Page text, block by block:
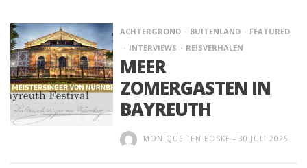
ACHTERGROND BUITENLAND
FEATURED
INTERVIEWS
REISVERHALEN
MEER
ZOMERGASTEN IN
BAYREUTH
MONIQUE TEN BOSKE - 30 JULI 2025